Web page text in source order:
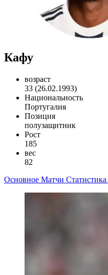
Кафу
возраст
33 (26.02.1993)
Национальность
Португалия
Позиция
полузащитник
Рост
185
вес
82
Основное Матчи Статистика